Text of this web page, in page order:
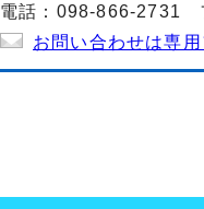
電話：098-866-2731
お問い合わせは専